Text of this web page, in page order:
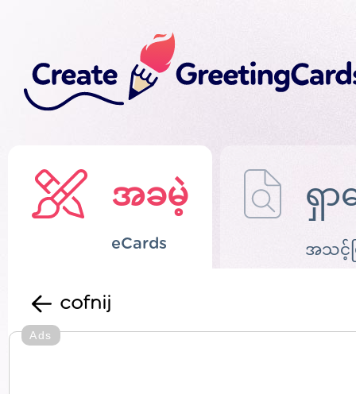
အခမဲ့
eCards
ရှာ
အသင့်ပ
cofnij
Ads